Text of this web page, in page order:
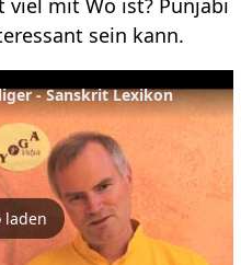
viel mit Wo ist? Punjabi
sein kann.
- Sanskrit Lexikon
laden